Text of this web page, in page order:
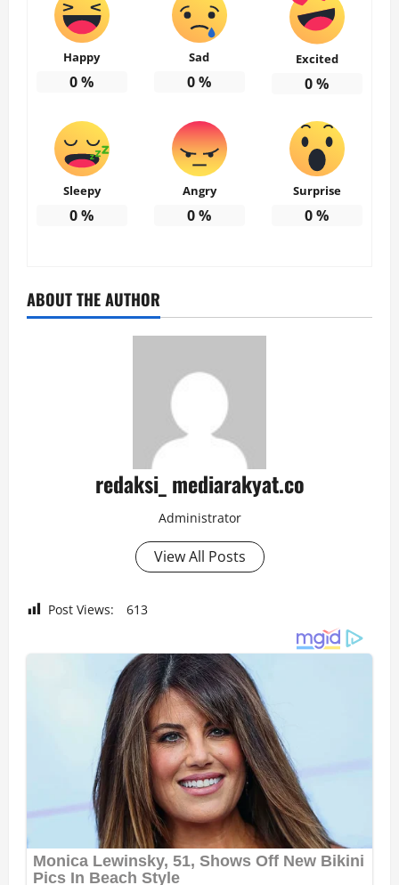
Happy
0%
Sad
0%
Excited
0%
Sleepy
0%
Angry
0%
Surprise
0%
ABOUT THE AUTHOR
redaksi_ mediarakyat.co
Administrator
View All Posts
Post Views: 613